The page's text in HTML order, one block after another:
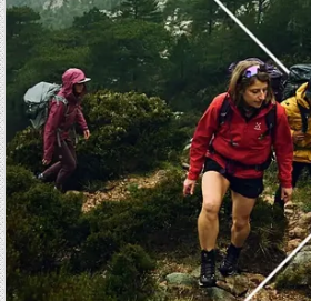
Posted in